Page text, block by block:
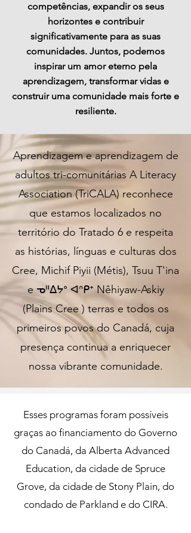
competências, expandir os seus
horizontes e contribuir
significativamente para as suas
comunidades. Juntos, podemos
inspirar um amor eterno pela
aprendizagem, transformar vidas e
construir uma comunidade mais forte e
resiliente.
Aprendizagem e aprendizagem de
adultos tri-comunitárias A Literacy
Association (TriCALA) reconhece
que estamos localizados no
território do Tratado 6 e respeita
as histórias, línguas e culturas dos
Cree, Michif Piyii (Métis), Tsuu T'ina
e ᓀᐦᐃᔭᐤ ᐊᐢᑭᕀ Nêhiyaw-Askiy
(Plains Cree ) terras e todos os
primeiros povos do Canadá, cuja
presença continua a enriquecer
nossa vibrante comunidade.
Esses programas foram possíveis
graças ao financiamento do Governo
do Canadá, da Alberta Advanced
Education, da cidade de Spruce
Grove, da cidade de Stony Plain, do
condado de Parkland e do CIRA.